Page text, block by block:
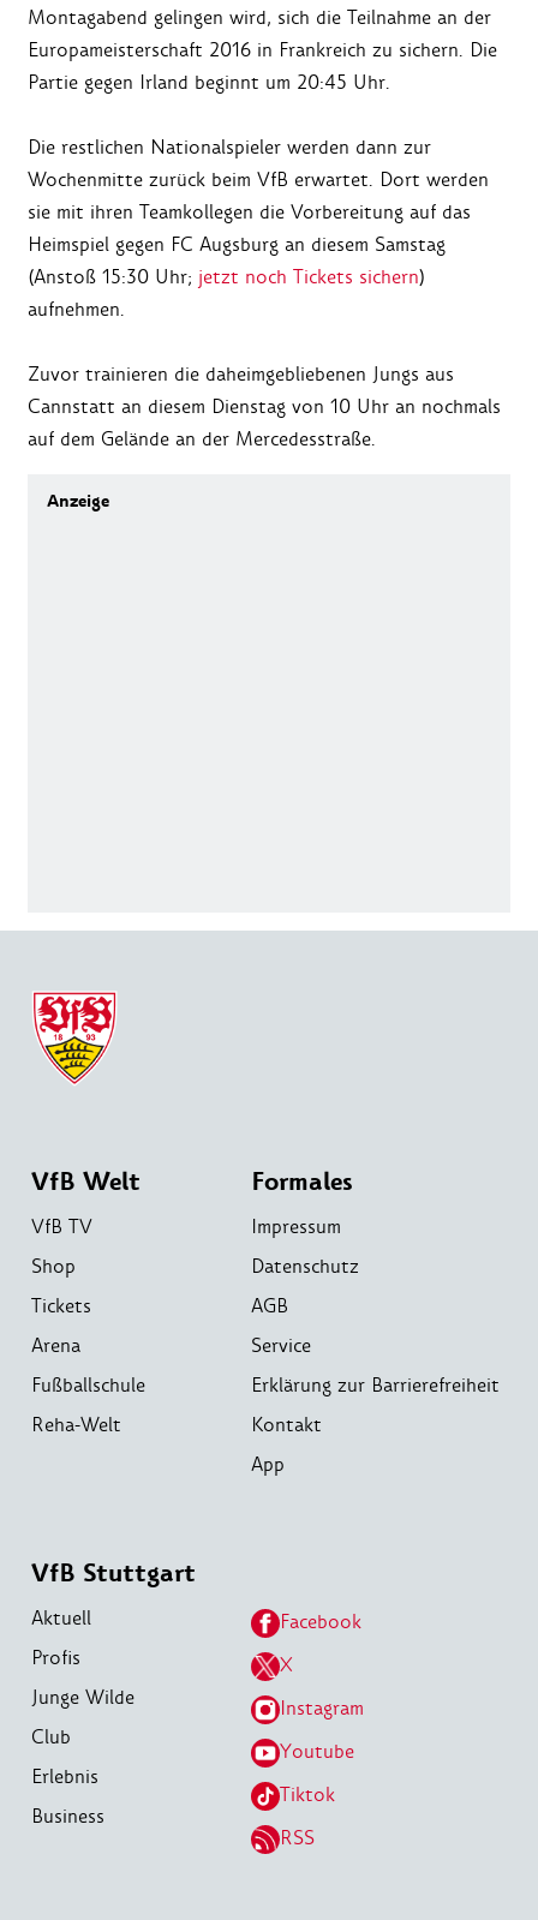
Montagabend gelingen wird, sich die Teilnahme an der
Europameisterschaft 2016 in Frankreich zu sichern. Die
Partie gegen Irland beginnt um 20:45 Uhr.
Die restlichen Nationalspieler werden dann zur
Wochenmitte zurück beim VfB erwartet. Dort werden
sie mit ihren Teamkollegen die Vorbereitung auf das
Heimspiel gegen FC Augsburg an diesem Samstag
(Anstoß 15:30 Uhr; jetzt noch Tickets sichern)
aufnehmen.
Zuvor trainieren die daheimgebliebenen Jungs aus
Cannstatt an diesem Dienstag von 10 Uhr an nochmals
auf dem Gelände an der Mercedesstraße.
VfB Welt
VfB TV
Shop
Tickets
Arena
Fußballschule
Reha-Welt
Formales
Impressum
Datenschutz
AGB
Service
Erklärung zur Barrierefreiheit
Kontakt
App
VfB Stuttgart
Aktuell
Profis
Junge Wilde
Club
Erlebnis
Business
Facebook
X
Instagram
Youtube
Tiktok
RSS